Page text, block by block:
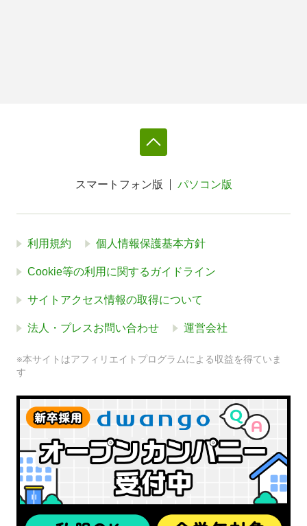
スマートフォン版 パソコン版
利用規約 個人情報保護基本方針
Cookie等の利用に関するガイドライン
サイトアクセス情報の取得について
法人・プレスお問い合わせ 運営会社
※本サイトはアフィリエイトプログラムによる収益を得ていま
す